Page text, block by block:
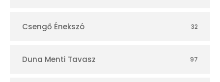
Csengő Énekszó 32
Duna Menti Tavasz 97